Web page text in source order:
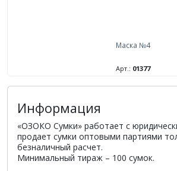
Маска №4
Арт.: 01377
Информация
«ОЗОКО Сумки» работает с
продает сумки оптовыми партиями
безналичный расчет.
Минимальный тираж – 100 сумок.